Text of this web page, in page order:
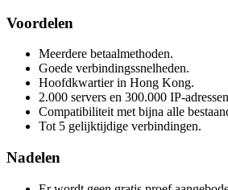
Voordelen
Meerdere betaalmethoden.
Goede verbindingssnelheden.
Hoofdkwartier in Hong Kong.
2.000 servers en 300.000 IP-
Compatibiliteit met bijna alle
Tot 5 gelijktijdige verbindingen.
Nadelen